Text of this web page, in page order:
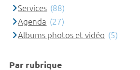
Services (88)
Agenda (27)
Albums photos et vidéo (5)
Par rubrique